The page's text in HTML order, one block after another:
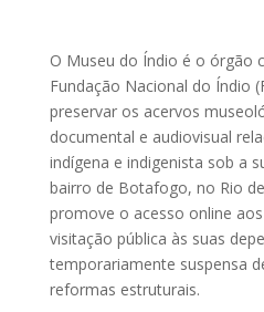
O Museu do Índio é o órgão
Fundação Nacional do Índio
preservar os acervos
documental e audiovisual
indígena e indigenista sob a
bairro de Botafogo, no Rio
promove o acesso online
visitação pública às suas
temporariamente suspensa
reformas estruturais.